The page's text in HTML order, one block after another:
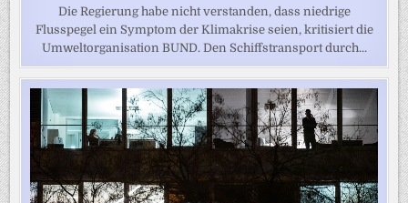
Die Regierung habe nicht verstanden, dass niedrige
Flusspegel ein Symptom der Klimakrise seien, kritisiert die
Umweltorganisation BUND. Den Schiffstransport durch...